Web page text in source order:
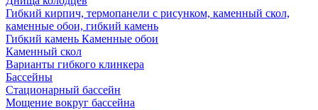
Гибкий кирпич, термопанели с рисунком, каменный скол,
каменные обои, гибкий камень
Гибкий камень Каменные обои
Каменный скол
Варианты гибкого клинкера
Бассейны
Стационарный бассейн
Мощение вокруг бассейна